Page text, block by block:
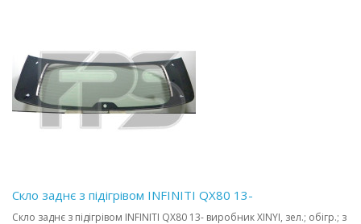
Скло заднє з підігрівом INFINITI QX80 13-
Скло заднє з підігрівом INFINITI QX80 13- виробник XINYI, зел.; обігр.; з